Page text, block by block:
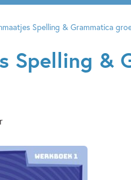
uitgevers
Spelling & Grammatica
Spelling &